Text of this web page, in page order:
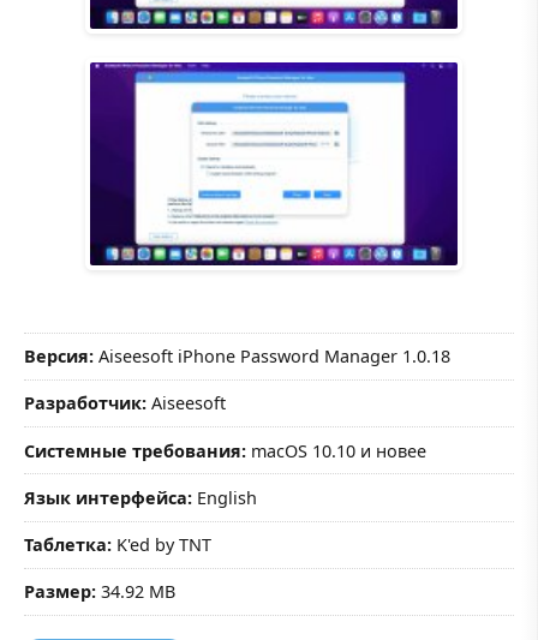
Версия: Aiseesoft iPhone Password Manager 1.0.18
Разработчик: Aiseesoft
Системные требования: macOS 10.10 и новее
Язык интерфейса: English
Таблетка: K'ed by TNT
Размер: 34.92 MB